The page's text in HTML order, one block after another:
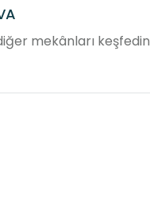
mekânları keşfedin